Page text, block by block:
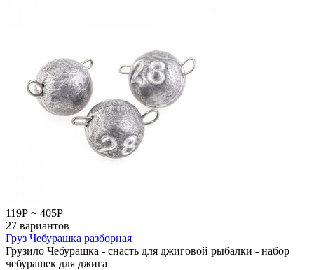
119Р ~ 405Р
27 вариантов
Груз Чебурашка разборная
Грузило Чебурашка - снасть для джиговой рыбалки - набор
чебурашек для джига